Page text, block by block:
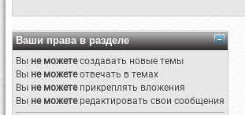
Ваши права в разделе
Вы не можетесоздавать новые темы
Вы не можетеотвечать в темах
Вы не можетеприкреплять вложения
Вы не можетередактировать свои сообщения